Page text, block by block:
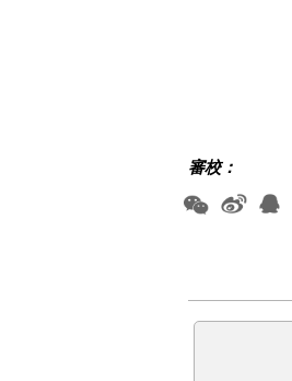
審校：